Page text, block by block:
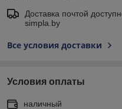
Доставка почтой
simpla.by
Все условия доставки
Условия оплаты
наличный